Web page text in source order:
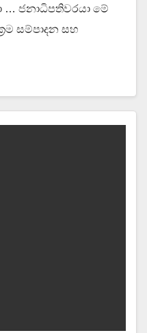
… ජනාධිපතිවරයා මේ
සම්පාදන සහ